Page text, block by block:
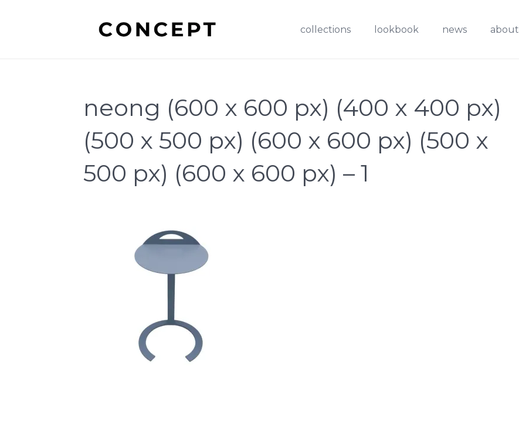
collections lookbook news about
neong (600 x 600 px) (400 x 400 px)
(500 x 500 px) (600 x 600 px) (500 x
500 px) (600 x 600 px) – 1